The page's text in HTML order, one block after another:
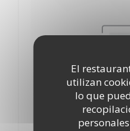
El
utilizan
lo que